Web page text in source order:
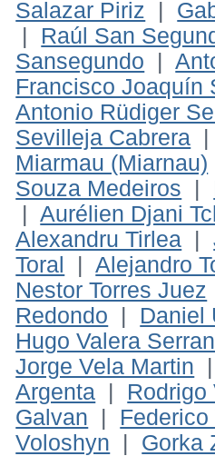
Salazar Piriz
Raúl San
Sansegundo |
Francisco Joaquín
Antonio Rüdiger
Sevilleja Cabrera
Miarmau (Miarnau)
Souza Medeiros
|Aurélien Djani
Alexandru Tirlea |
Toral
|Alejandro
Nestor Torres Juez
Redondo
Daniel
Hugo Valera
Jorge Vela Martin
Argenta
Rodrigo
Galvan
Voloshyn
Gorka